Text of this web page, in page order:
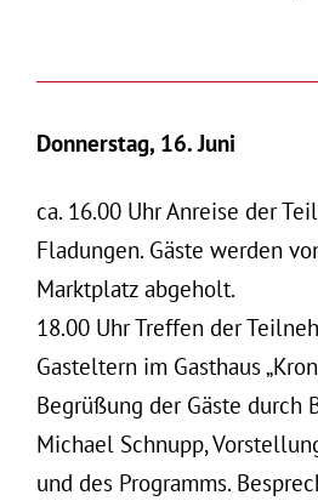
Donnerstag, 16. Juni
ca. 16.00 Uhr Anreise der
Fladungen. Gäste werden
Marktplatz abgeholt.
18.00 Uhr Treffen der
Gasteltern im Gasthaus
Begrüßung der Gäste durch
Michael Schnupp,
und des Programms.